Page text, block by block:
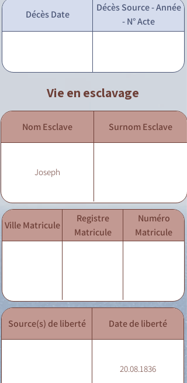
Décès Date
Décès Source - Année
- N° Acte
Vie en esclavage
Nom Esclave Surnom Esclave
Joseph
Ville Matricule
Registre
Matricule
Numéro
Matricule
Source(s) de liberté Date de liberté
20.08.1836